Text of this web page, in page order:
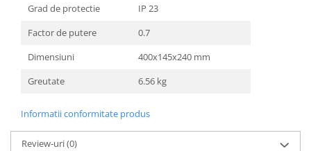
Foarfeci tuns oi
Incubatoare oua
Grad de protectie
IP 23
Factor de putere
0.7
Dimensiuni
400x145x240 mm
Greutate
6.56 kg
Informatii conformitate produs
Review-uri(0)